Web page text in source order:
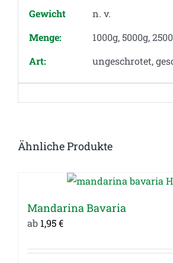
Gewicht
n. v.
Menge:
1000g, 5000g,
Art:
ungeschrotet,
Ähnliche Produkte
Mandarina Bavaria
ab 1,95€